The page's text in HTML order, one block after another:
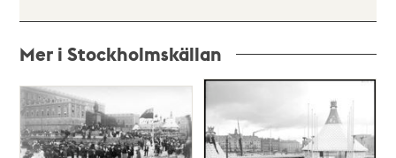
Mer i Stockholmskällan
Relaterade
poster
och
teman